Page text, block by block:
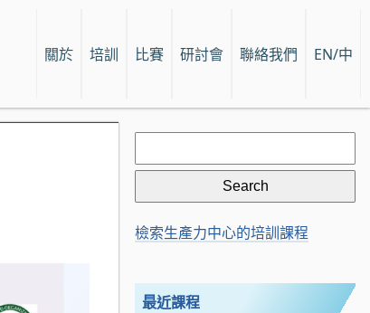
關於 培訓 比賽 研討會 聯絡我們 EN/中
Search
for:
檢索生產力中心的培訓課程
最近課程